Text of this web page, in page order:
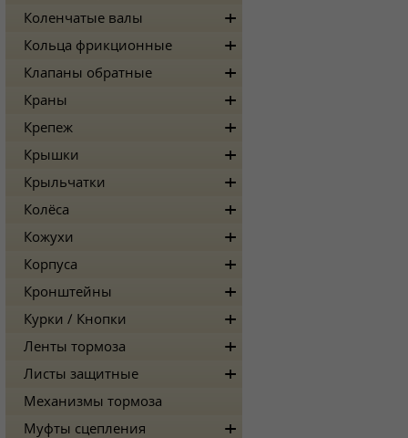
Коленчатые валы
Кольца фрикционные
Клапаны обратные
Краны
Крепеж
Крышки
Крыльчатки
Колёса
Кожухи
Корпуса
Кронштейны
Курки / Кнопки
Ленты тормоза
Листы защитные
Механизмы тормоза
Муфты сцепления